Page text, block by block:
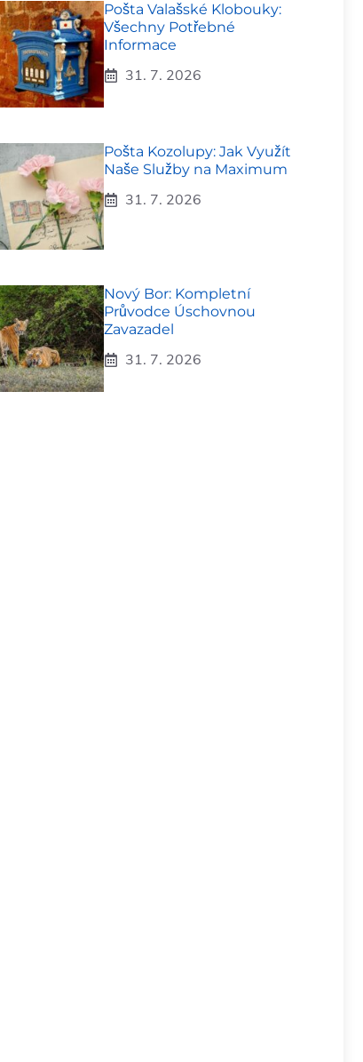
Pošta Valašské Klobouky:
Všechny Potřebné
Informace
31. 7. 2026
Pošta Kozolupy: Jak Využít
Naše Služby na Maximum
31. 7. 2026
Nový Bor: Kompletní
Průvodce Úschovnou
Zavazadel
31. 7. 2026